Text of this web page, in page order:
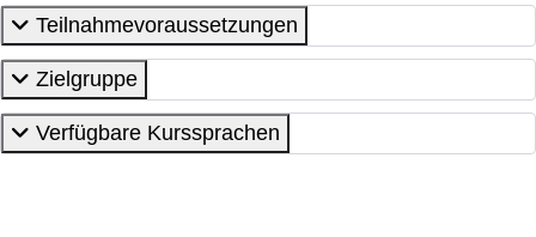
Teilnahmevoraussetzungen
Zielgruppe
Verfügbare Kurssprachen